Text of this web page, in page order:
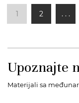
1 2 . . .
Upoznajte
Materijali sa